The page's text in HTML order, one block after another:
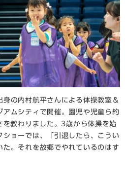
の内村航平さんによる体操教室＆
アムシティで開催。園児や児童ら約
教わりました。3歳から体操を始
ショーでは、「引退したら、こうい
た。それを故郷でやれているのはす